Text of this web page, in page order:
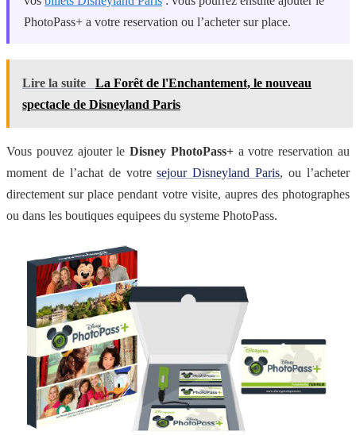
PhotoPass+ a votre reservation ou l’acheter sur place.
Lire la suite
La Forêt de l'Enchantement, le nouveau
spectacle de Disneyland Paris
Vous pouvez ajouter leDisney PhotoPass+a votre reservation au
moment de l’achat de votresejour Disneyland Paris, ou l’acheter
directement sur place pendant votre visite, aupres des photographes
ou dans les boutiques equipees du systeme PhotoPass.